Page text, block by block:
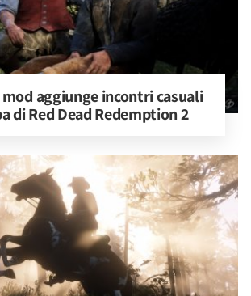
mod aggiunge incontri casuali
di Red Dead Redemption 2